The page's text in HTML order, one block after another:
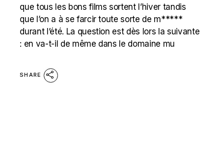
que tous les bons films sortent l’hiver tandis
que l’on a à se farcir toute sorte de m*****
durant l’été. La question est dès lors la suivante
: en va-t-il de même dans le domaine mu
SHARE